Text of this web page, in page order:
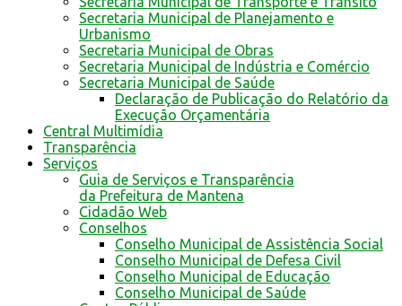
Secretaria Municipal de Planejamento e
Urbanismo
Secretaria Municipal de Obras
Secretaria Municipal de Indústria e Comércio
Secretaria Municipal de Saúde
Declaração de Publicação do Relatório da
Execução Orçamentária
Central Multimídia
Transparência
Serviços
Guia de Serviços e Transparência
da Prefeitura de Mantena
Cidadão Web
Conselhos
Conselho Municipal de Assistência Social
Conselho Municipal de Defesa Civil
Conselho Municipal de Educação
Conselho Municipal de Saúde